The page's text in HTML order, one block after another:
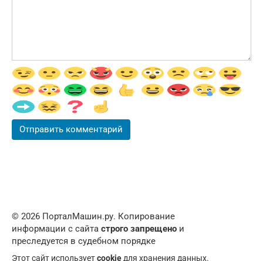
© 2026 ПорталМашин.ру. Копирование
информации с сайта строго запрещено и
преследуется в судебном порядке
Этот сайт используетcookie для хранения данных.